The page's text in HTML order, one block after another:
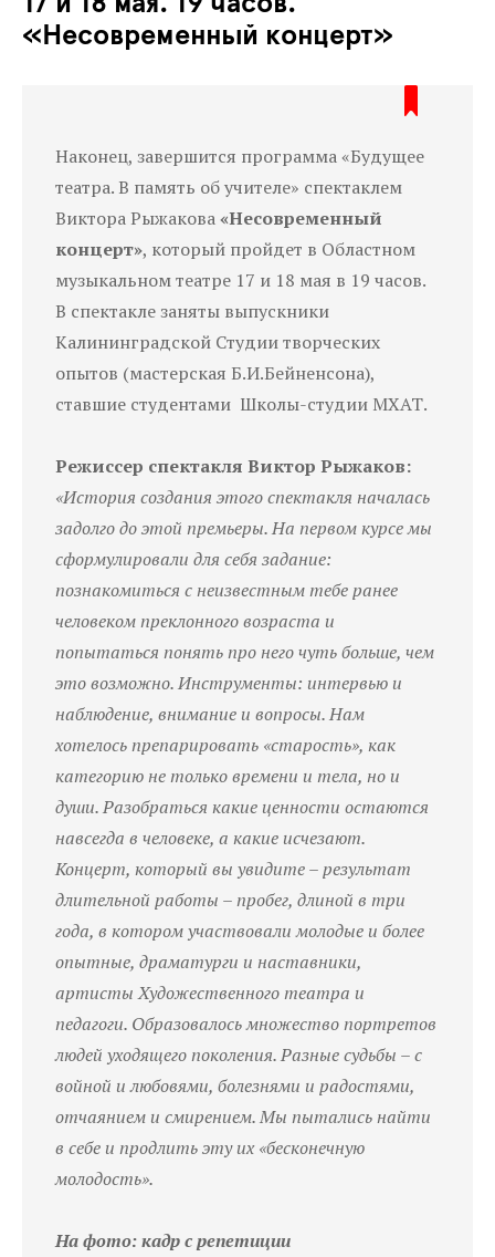
«Несовременный концерт»
Наконец, завершится программа «Будущее
театра. В память об учителе» спектаклем
Виктора Рыжакова«Несовременный
концерт», который пройдет в Областном
музыкальном театре 17 и 18 мая в 19 часов.
В спектакле заняты выпускники
Калининградской Студии творческих
опытов (мастерская Б.И.Бейненсона),
ставшие студентами Школы-студии МХАТ.
Режиссер спектакля Виктор Рыжаков:
«История создания этого спектакля началась
задолго до этой премьеры. На первом курсе мы
сформулировали для себя задание:
познакомиться с неизвестным тебе ранее
человеком преклонного возраста и
попытаться понять про него чуть больше, чем
это возможно. Инструменты: интервью и
наблюдение, внимание и вопросы. Нам
хотелось препарировать «старость», как
категорию не только времени и тела, но и
души. Разобраться какие ценности остаются
навсегда в человеке, а какие исчезают.
Концерт, который вы увидите – результат
длительной работы – пробег, длиной в три
года, в котором участвовали молодые и более
опытные, драматурги и наставники,
артисты Художественного театра и
педагоги. Образовалось множество портретов
людей уходящего поколения. Разные судьбы – с
войной и любовями, болезнями и радостями,
отчаянием и смирением. Мы пытались найти
в себе и продлить эту их «бесконечную
молодость».
На фото: кадр с репетиции